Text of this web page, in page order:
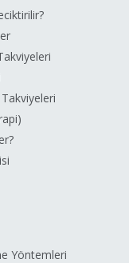
Yöntemleri